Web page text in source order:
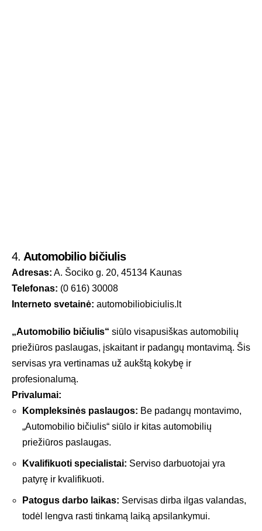
4. Automobilio bičiulis
Adresas: A. Šociko g. 20, 45134 Kaunas
Telefonas: (0 616) 30008
Interneto svetainė: automobiliobiciulis.lt
„Automobilio bičiulis“ siūlo visapusiškas automobilių
priežiūros paslaugas, įskaitant ir padangų montavimą. Šis
servisas yra vertinamas už aukštą kokybę ir
profesionalumą.
Privalumai:
Kompleksinės paslaugos: Be padangų montavimo,
„Automobilio bičiulis“ siūlo ir kitas automobilių
priežiūros paslaugas.
Kvalifikuoti specialistai: Serviso darbuotojai yra
patyrę ir kvalifikuoti.
Patogus darbo laikas: Servisas dirba ilgas valandas,
todėl lengva rasti tinkamą laiką apsilankymui.